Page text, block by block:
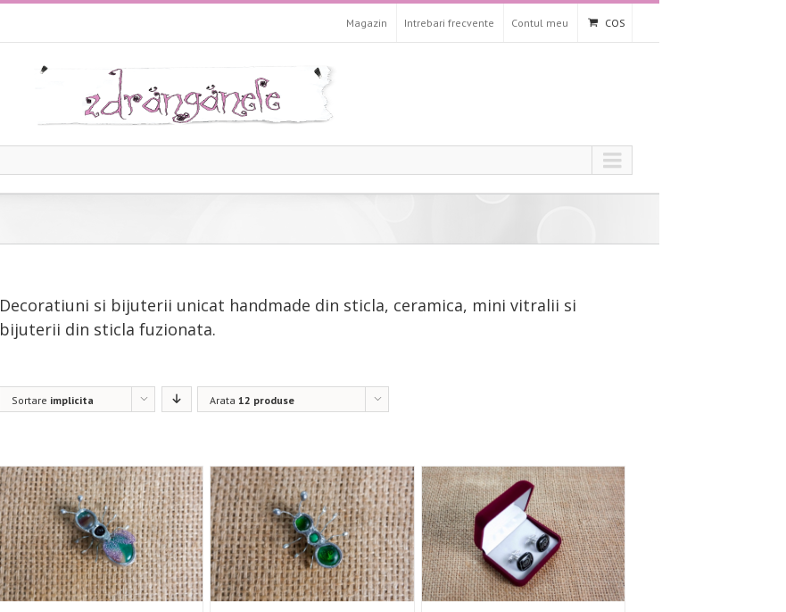
Magazin Intrebari frecvente Contul meu COS
Decoratiuni si bijuterii unicat handmade din sticla, ceramica, mini vitralii si
bijuterii din sticla fuzionata.
Sortare implicita Arata 12 produse